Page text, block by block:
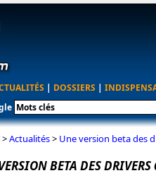
| DOSSIERS |
>Actualités> Une version beta des
BETA DES